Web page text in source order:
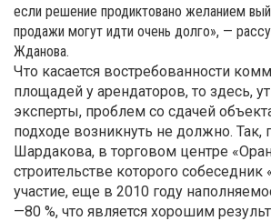
если решение продиктовано желанием
продажи могут идти очень долго», —
Жданова.
Что касается востребованности
площадей у арендаторов, то здесь,
эксперты, проблем со сдачей
подходе возникнуть не должно. Так,
Шардакова, в торговом центре
строительстве которого собеседник
участие, еще в 2010 году
—80 %, что является хорошим